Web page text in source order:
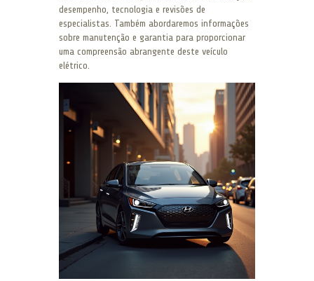
desempenho, tecnologia e revisões de
especialistas. Também abordaremos informações
sobre manutenção e garantia para proporcionar
uma compreensão abrangente deste veículo
elétrico.